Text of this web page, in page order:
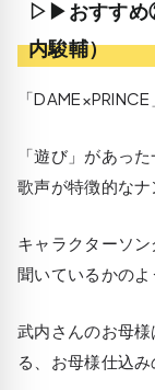
▷▶おすすめ
内駿輔）
「
「遊び」があっ
歌声が特徴的なナ
キャラクターソ
聞いているかのよ
武内さんのお母
る、お母様仕込み